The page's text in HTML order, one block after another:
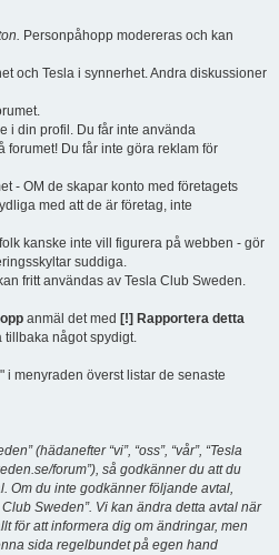
Personpåhopp modereras och kan
och Tesla i synnerhet. Andra diskussioner
i din profil. Du får inte använda
Du får inte göra reklam för
- OM de skapar konto med företagets
med att de är företag, inte
kanske inte vill figurera på webben - gör
suddiga.
fritt användas av Tesla Club Sweden.
anmäl det med [!] Rapportera detta
tillbaka något spydigt.
i menyraden överst listar de senaste
(hädanefter “vi”, “oss”, “vår”, “Tesla
forum”), så godkänner du att du
Om du inte godkänner följande avtal,
Sweden”. Vi kan ändra detta avtal när
för att informera dig om ändringar, men
sida regelbundet på egen hand